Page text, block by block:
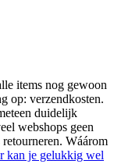
items nog gewoon
op: verzendkosten.
duidelijk
webshops geen
Wáárom
kan je gelukkig wel